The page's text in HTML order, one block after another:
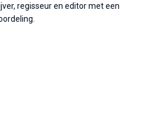
regisseur en editor met een